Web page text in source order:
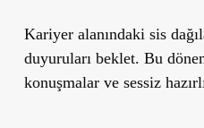
Kariyer alanındaki sis
duyuruları beklet. Bu
konuşmalar ve sessiz